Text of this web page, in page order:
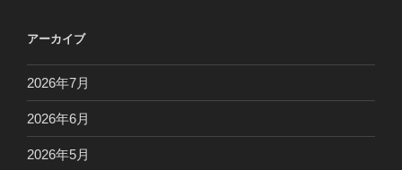
アーカイブ
2026年7月
2026年6月
2026年5月